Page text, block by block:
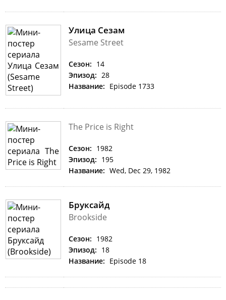
Улица Сезам
Sesame Street
Сезон: 14
Эпизод: 28
Название: Episode 1733
The Price is Right
Сезон: 1982
Эпизод: 195
Название: Wed, Dec 29, 1982
Бруксайд
Brookside
Сезон: 1982
Эпизод: 18
Название: Episode 18